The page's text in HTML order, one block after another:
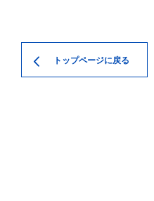
トップページに戻る